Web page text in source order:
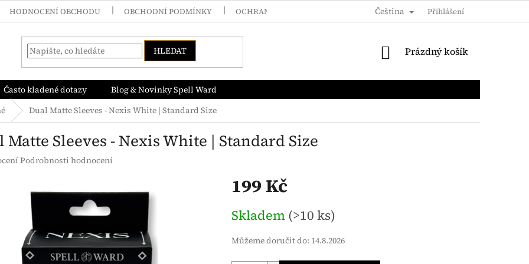
HODNOCENÍ OBCHODU OBCHODNÍ PODMÍNKY OCHRANA OSOBNÍCH ÚDAJŮ DOPRAVY A PLATBY
Čeština Přihlášení
HLEDAT
NÁKUPNÍ
Prázdný košík
Často kladené dotazy
Blog & Novinky Spell Ward
Dual Matte Sleeves - Nexis White | Standard Size
Matte Sleeves - Nexis White | Standard Size
Podrobnosti hodnocení
199 Kč
cena:
Skladem (>10 ks)
Můžeme doručit do: 14.8.2026